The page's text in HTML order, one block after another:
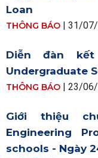
Loan
THÔNG BÁO | 31/
Diễn đàn
Undergraduate
THÔNG BÁO | 23/
Giới thiệu
Engineering
schools - Ngày